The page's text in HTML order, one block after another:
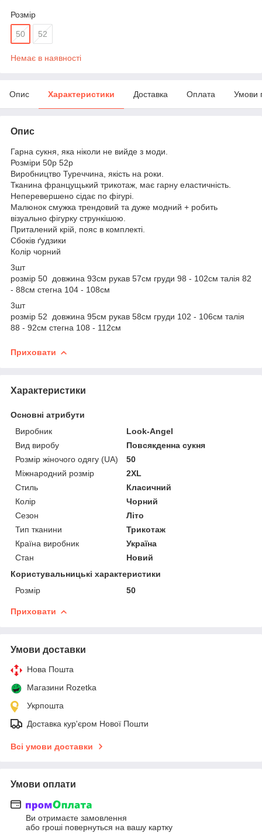
Розмір
50 52
Немає в наявності
Опис Характеристики Доставка Оплата Умови
Опис
Гарна сукня, яка ніколи не вийде з моди.
Розміри 50р 52р
Виробництво Туреччина, якість на роки.
Тканина францущький трикотаж, має гарну еластичність.
Неперевершено сідає по фігурі.
Малюнок смужка трендовий та дуже модний + робить
візуально фігурку стрункішою.
Приталений крій, пояс в комплекті.
Сбоків ґудзики
Колір чорний
3шт
розмір 50 довжина 93см рукав 57см груди 98 - 102см талія 82
- 88см стегна 104 - 108см
3шт
розмір 52 довжина 95см рукав 58см груди 102 - 106см талія
88 - 92см стегна 108 - 112см
Приховати
Характеристики
Основні атрибути
Виробник
Look-Angel
Вид виробу
Повсякденна сукня
Розмір жіночого одягу (UA)
50
Міжнародний розмір
2XL
Стиль
Класичний
Колір
Чорний
Сезон
Літо
Тип тканини
Трикотаж
Країна виробник
Україна
Стан
Новий
Користувальницькі характеристики
Розмір
50
Приховати
Умови доставки
Нова Пошта
Магазини Rozetka
Укрпошта
Доставка кур'єром Нової Пошти
Всі умови доставки
Умови оплати
Ви отримаєте замовлення
або гроші повернуться на вашу картку